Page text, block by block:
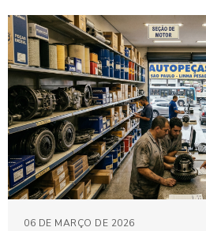
06 DE MARÇO DE 2026